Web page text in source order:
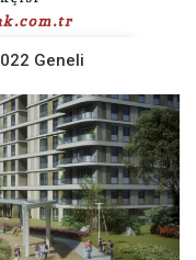
Geneli